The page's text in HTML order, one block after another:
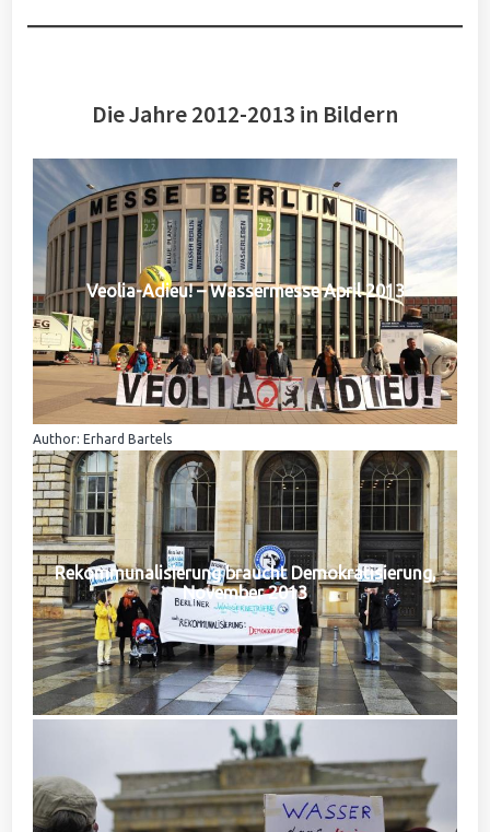
Die Jahre 2012-2013 in Bildern
Veolia-Adieu! – Wassermesse April 2013
Author: Erhard Bartels
Rekommunalisierung braucht Demokratisierung,
November 2013